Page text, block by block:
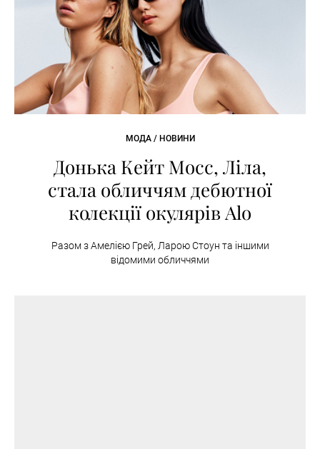
МОДА / НОВИНИ
Донька Кейт Мосс, Ліла,
стала обличчям дебютної
колекції окулярів Alo
Разом з Амелією Грей, Ларою Стоун та іншими
відомими обличчями